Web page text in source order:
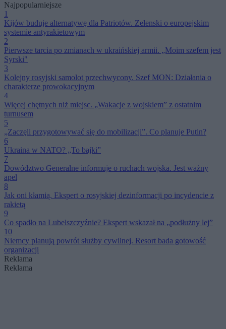
Najpopularniejsze
1
Kijów buduje alternatywę dla Patriotów. Zełenski o europejskim
systemie antyrakietowym
2
Pierwsze tarcia po zmianach w ukraińskiej armii. „Moim szefem jest
Syrski"
3
Kolejny rosyjski samolot przechwycony. Szef MON: Działania o
charakterze prowokacyjnym
4
Więcej chętnych niż miejsc. „Wakacje z wojskiem” z ostatnim
turnusem
5
„Zaczęli przygotowywać się do mobilizacji”. Co planuje Putin?
6
Ukraina w NATO? „To bajki”
7
Dowództwo Generalne informuje o ruchach wojska. Jest ważny
apel
8
Jak oni kłamią. Ekspert o rosyjskiej dezinformacji po incydencie z
rakietą
9
Co spadło na Lubelszczyźnie? Ekspert wskazał na „podłużny lej”
10
Niemcy planują powrót służby cywilnej. Resort bada gotowość
organizacji
Reklama
Reklama